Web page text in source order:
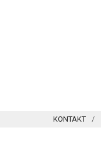
KONTAKT